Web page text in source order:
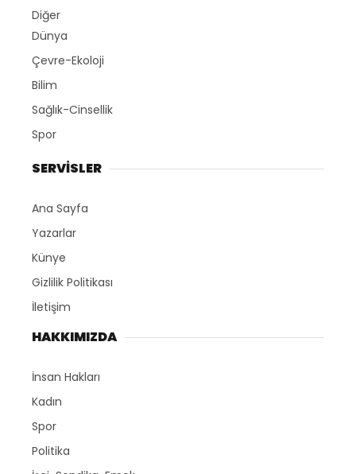
Diğer
Dünya
Çevre-Ekoloji
Bilim
Sağlık-Cinsellik
Spor
SERVİSLER
Ana Sayfa
Yazarlar
Künye
Gizlilik Politikası
İletişim
HAKKIMIZDA
İnsan Hakları
Kadın
Spor
Politika